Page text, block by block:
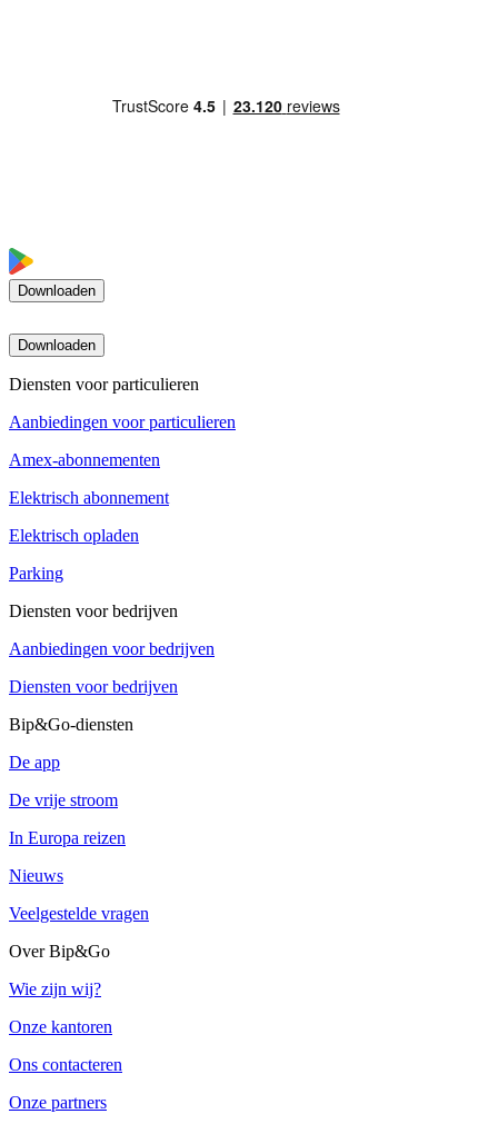
Downloaden
Downloaden
Diensten voor particulieren
Aanbiedingen voor particulieren
Amex-abonnementen
Elektrisch abonnement
Elektrisch opladen
Parking
Diensten voor bedrijven
Aanbiedingen voor bedrijven
Diensten voor bedrijven
Bip&Go-diensten
De app
De vrije stroom
In Europa reizen
Nieuws
Veelgestelde vragen
Over Bip&Go
Wie zijn wij?
Onze kantoren
Ons contacteren
Onze partners